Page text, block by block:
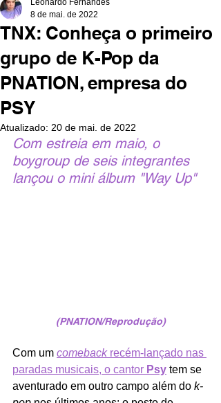
TNX: Conheça o primeiro
grupo de K-Pop da
PNATION, empresa do
PSY
Leonardo Fernandes
8 de mai. de 2022
Atualizado: 20 de mai. de 2022
Com estreia em maio, o
boygroup de seis integrantes
lançou o mini álbum "Way Up"
(PNATION/Reprodução)
Com um comeback recém-lançado nas
paradas musicais, o cantor Psy tem se
aventurado em outro campo além do k-